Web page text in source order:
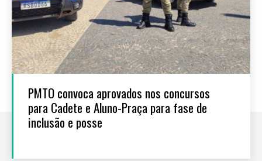
PMTO convoca aprovados nos concursos
para Cadete e Aluno-Praça para fase de
inclusão e posse